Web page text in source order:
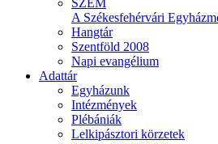
SZEM
A Székesfehérvári
Hangtár
Szentföld 2008
Napi evangélium
Adattár
Egyházunk
Intézmények
Plébániák
Lelkipásztori körzetek